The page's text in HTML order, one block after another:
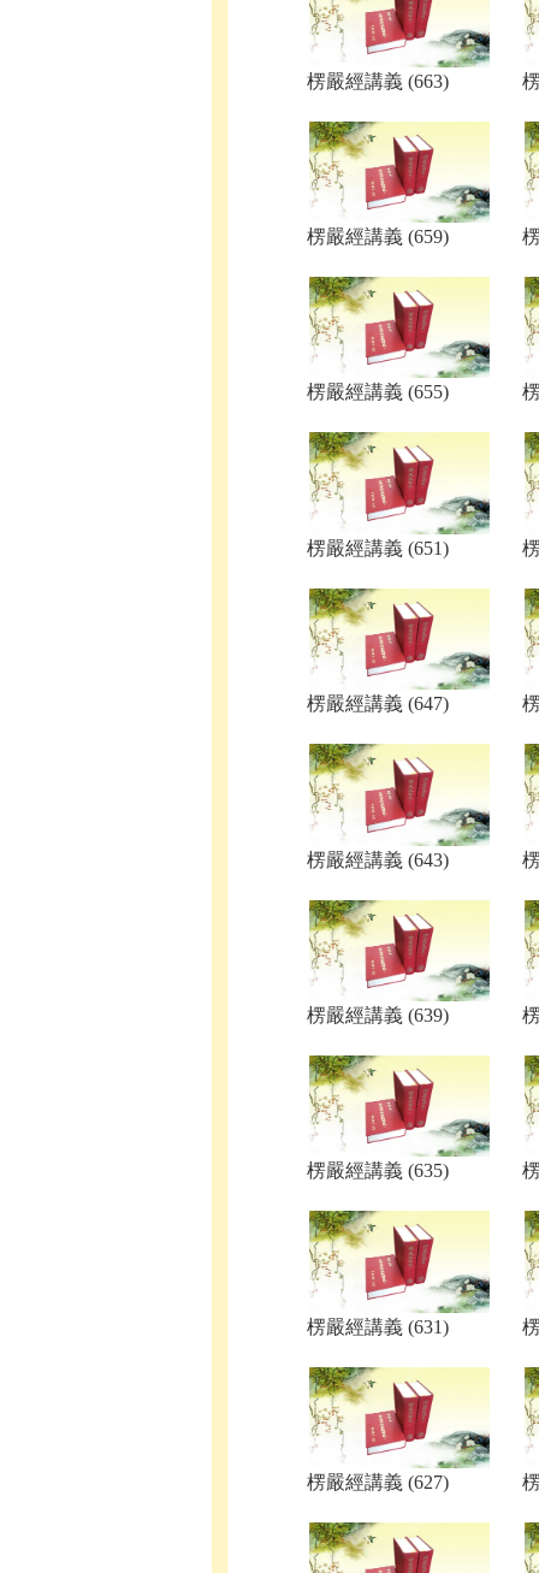
楞嚴經講義 (663)
楞嚴經講義 (659)
楞嚴經講義 (655)
楞嚴經講義 (651)
楞嚴經講義 (647)
楞嚴經講義 (643)
楞嚴經講義 (639)
楞嚴經講義 (635)
楞嚴經講義 (631)
楞嚴經講義 (627)